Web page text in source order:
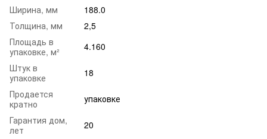
Ширина, мм
188.0
Толщина, мм
2,5
Площадь в
упаковке, м²
4.160
Штук в
упаковке
18
Продается
кратно
упаковке
Гарантия дом,
лет
20